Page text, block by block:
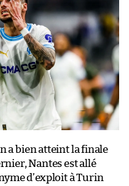
a bien atteint la finale
Nantes est allé
d’exploit à Turin